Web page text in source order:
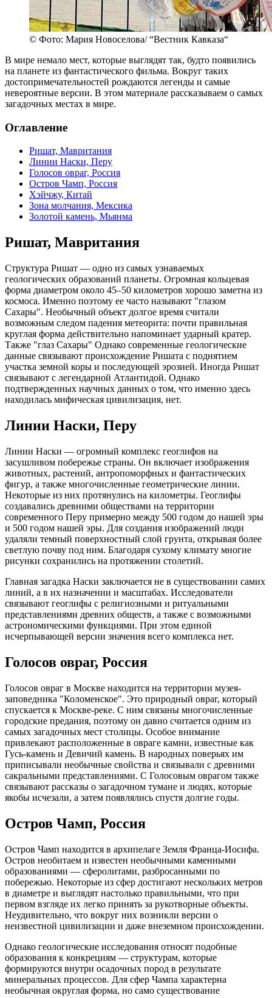
© Фото: Мария Новоселова/ “Вестник Кавказа“
В мире немало мест, которые выглядят так, будто появились
на планете из фантастического фильма. Вокруг таких
достопримечательностей рождаются легенды и самые
невероятные версии. В этом материале рассказываем о самых
загадочных местах в мире.
Оглавление
Ришат, Мавритания
Линии Наски, Перу
Голосов овраг, Россия
Остров Чамп, Россия
Хэйчжу, Китай
Зона молчания, Мексика
Золотой камень, Мьянма
Ришат, Мавритания
Структура Ришат — одно из самых узнаваемых
геологических образований планеты. Огромная кольцевая
форма диаметром около 45–50 километров хорошо заметна из
космоса. Именно поэтому ее часто называют "глазом
Сахары". Необычный объект долгое время считали
возможным следом падения метеорита: почти правильная
круглая форма действительно напоминает ударный кратер.
Также "глаз Сахары" Однако современные геологические
данные связывают происхождение Ришата с поднятием
участка земной коры и последующей эрозией. Иногда Ришат
связывают с легендарной Атлантидой. Однако
подтвержденных научных данных о том, что именно здесь
находилась мифическая цивилизация, нет.
Линии Наски, Перу
Линии Наски — огромный комплекс геоглифов на
засушливом побережье страны. Он включает изображения
животных, растений, антропоморфных и фантастических
фигур, а также многочисленные геометрические линии.
Некоторые из них протянулись на километры. Геоглифы
создавались древними обществами на территории
современного Перу примерно между 500 годом до нашей эры
и 500 годом нашей эры. Для создания изображений люди
удаляли темный поверхностный слой грунта, открывая более
светлую почву под ним. Благодаря сухому климату многие
рисунки сохранились на протяжении столетий.
Главная загадка Наски заключается не в существовании самих
линий, а в их назначении и масштабах. Исследователи
связывают геоглифы с религиозными и ритуальными
представлениями древних обществ, а также с возможными
астрономическими функциями. При этом единой
исчерпывающей версии значения всего комплекса нет.
Голосов овраг, Россия
Голосов овраг в Москве находится на территории музея-
заповедника "Коломенское". Это природный овраг, который
спускается к Москве-реке. С ним связаны многочисленные
городские предания, поэтому он давно считается одним из
самых загадочных мест столицы. Особое внимание
привлекают расположенные в овраге камни, известные как
Гусь-камень и Девичий камень. В народных поверьях им
приписывали необычные свойства и связывали с древними
сакральными представлениями. С Голосовым оврагом также
связывают рассказы о загадочном тумане и людях, которые
якобы исчезали, а затем появлялись спустя долгие годы.
Остров Чамп, Россия
Остров Чамп находится в архипелаге Земля Франца-Иосифа.
Остров необитаем и известен необычными каменными
образованиями — сферолитами, разбросанными по
побережью. Некоторые из сфер достигают нескольких метров
в диаметре и выглядят настолько правильными, что при
первом взгляде их легко принять за рукотворные объекты.
Неудивительно, что вокруг них возникли версии о
неизвестной цивилизации и даже внеземном происхождении.
Однако геологические исследования относят подобные
образования к конкрециям — структурам, которые
формируются внутри осадочных пород в результате
минеральных процессов. Для сфер Чампа характерна
необычная округлая форма, но само существование